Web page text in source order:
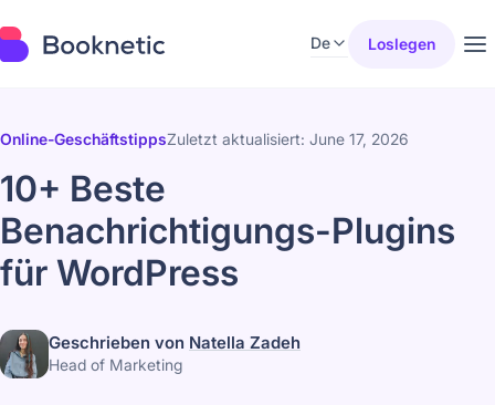
De Loslegen
Online-GeschäftstippsZuletzt aktualisiert: June 17, 2026
10+ Beste
Benachrichtigungs-Plugins
für WordPress
Geschrieben von Natella Zadeh
Head of Marketing